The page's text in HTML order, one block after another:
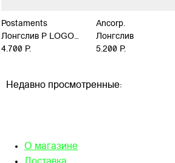
Postaments
Лонгслив P LOGO
GD
4.700 Р.
Ancorp.
Лонгслив
5.200 Р.
Недавно просмотренные:
О магазине